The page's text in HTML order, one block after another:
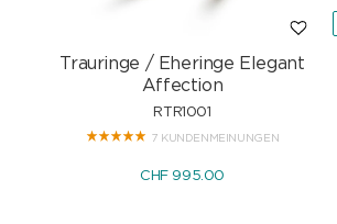
Trauringe / Eheringe Elegant
Affection
RTR1001
7 KUNDENMEINUNGEN
CHF 995.00